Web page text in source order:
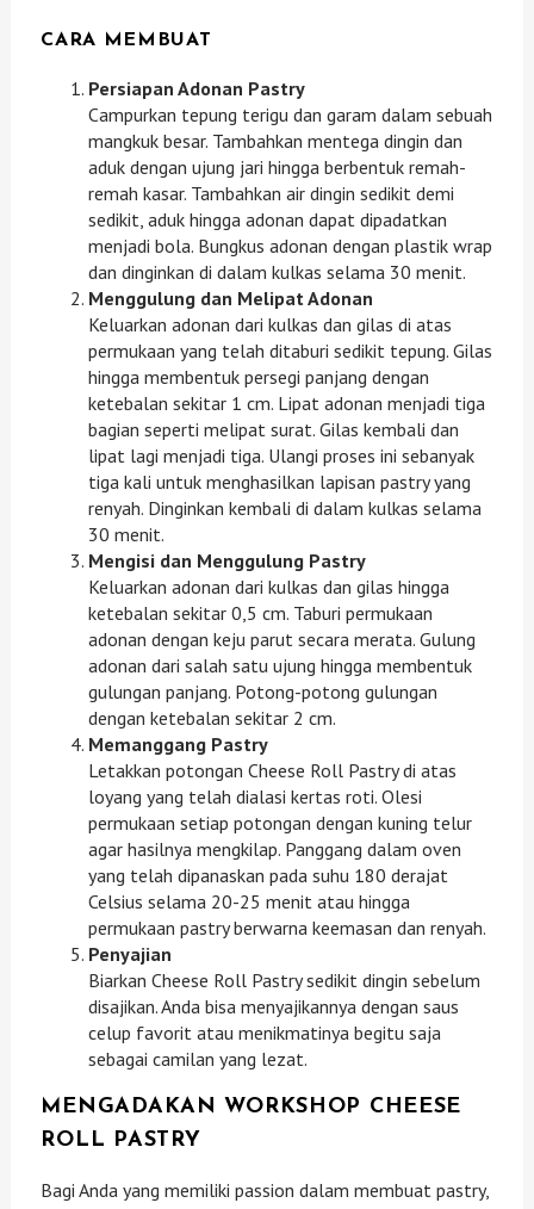
CARA MEMBUAT
Persiapan Adonan Pastry
Campurkan tepung terigu dan garam dalam sebuah
mangkuk besar. Tambahkan mentega dingin dan
aduk dengan ujung jari hingga berbentuk remah-
remah kasar. Tambahkan air dingin sedikit demi
sedikit, aduk hingga adonan dapat dipadatkan
menjadi bola. Bungkus adonan dengan plastik wrap
dan dinginkan di dalam kulkas selama 30 menit.
Menggulung dan Melipat Adonan
Keluarkan adonan dari kulkas dan gilas di atas
permukaan yang telah ditaburi sedikit tepung. Gilas
hingga membentuk persegi panjang dengan
ketebalan sekitar 1 cm. Lipat adonan menjadi tiga
bagian seperti melipat surat. Gilas kembali dan
lipat lagi menjadi tiga. Ulangi proses ini sebanyak
tiga kali untuk menghasilkan lapisan pastry yang
renyah. Dinginkan kembali di dalam kulkas selama
30 menit.
Mengisi dan Menggulung Pastry
Keluarkan adonan dari kulkas dan gilas hingga
ketebalan sekitar 0,5 cm. Taburi permukaan
adonan dengan keju parut secara merata. Gulung
adonan dari salah satu ujung hingga membentuk
gulungan panjang. Potong-potong gulungan
dengan ketebalan sekitar 2 cm.
Memanggang Pastry
Letakkan potongan Cheese Roll Pastry di atas
loyang yang telah dialasi kertas roti. Olesi
permukaan setiap potongan dengan kuning telur
agar hasilnya mengkilap. Panggang dalam oven
yang telah dipanaskan pada suhu 180 derajat
Celsius selama 20-25 menit atau hingga
permukaan pastry berwarna keemasan dan renyah.
Penyajian
Biarkan Cheese Roll Pastry sedikit dingin sebelum
disajikan. Anda bisa menyajikannya dengan saus
celup favorit atau menikmatinya begitu saja
sebagai camilan yang lezat.
MENGADAKAN WORKSHOP CHEESE
ROLL PASTRY
Bagi Anda yang memiliki passion dalam membuat pastry,